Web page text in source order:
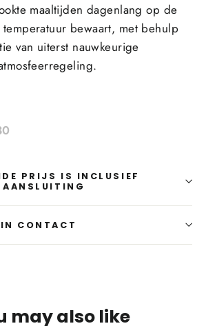
maaltijden dagenlang op de
bewaart, met behulp
van uiterst nauwkeurige
PRIJS IS INCLUSIEF
CONTACT
may also like